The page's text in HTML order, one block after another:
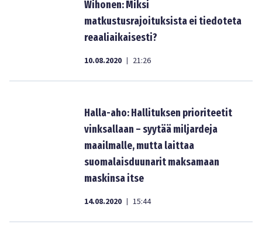
Wihonen: Miksi
matkustusrajoituksista ei tiedoteta
reaaliaikaisesti?
10.08.2020 | 21:26
Halla-aho: Hallituksen prioriteetit
vinksallaan – syytää miljardeja
maailmalle, mutta laittaa
suomalaisduunarit maksamaan
maskinsa itse
14.08.2020 | 15:44